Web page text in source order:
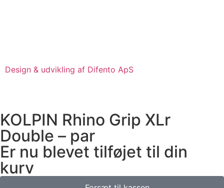
Design & udvikling af Difento ApS
KOLPIN Rhino Grip XLr
Double – par
Er nu blevet tilføjet til din
kurv